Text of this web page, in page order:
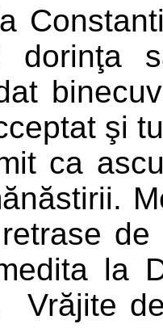
i
şi
ca
la
Vrăjite